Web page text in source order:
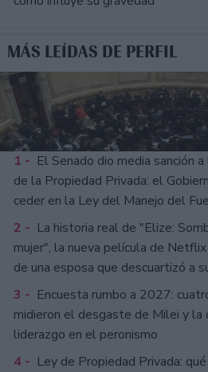
MÁS LEÍDAS DE PERFIL
1 - El Senado dio media sanción
de la Propiedad Privada: el
ceder en la Ley del Manejo del
2 - La historia real de "Elize:
mujer", la nueva película de
de una esposa que descuartizó a
3 - Encuesta rumbo a 2027:
midieron el desgaste de Milei y la
liderazgo en el peronismo
4 - Ley de Propiedad Privada: